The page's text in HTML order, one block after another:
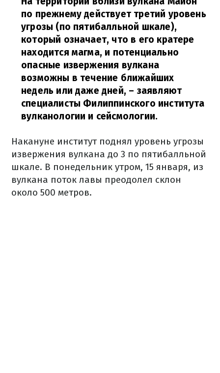
по прежнему действует третий уровень
угрозы (по пятибалльной шкале),
который означает, что в его кратере
находится магма, и потенциально
опасные извержения вулкана
возможны в течение ближайших
недель или даже дней, – заявляют
специалисты Филиппинского института
вулканологии и сейсмологии.
Накануне институт поднял уровень угрозы
извержения вулкана до 3 по пятибалльной
шкале. В понедельник утром, 15 января, из
вулкана поток лавы преодолел склон
около 500 метров.